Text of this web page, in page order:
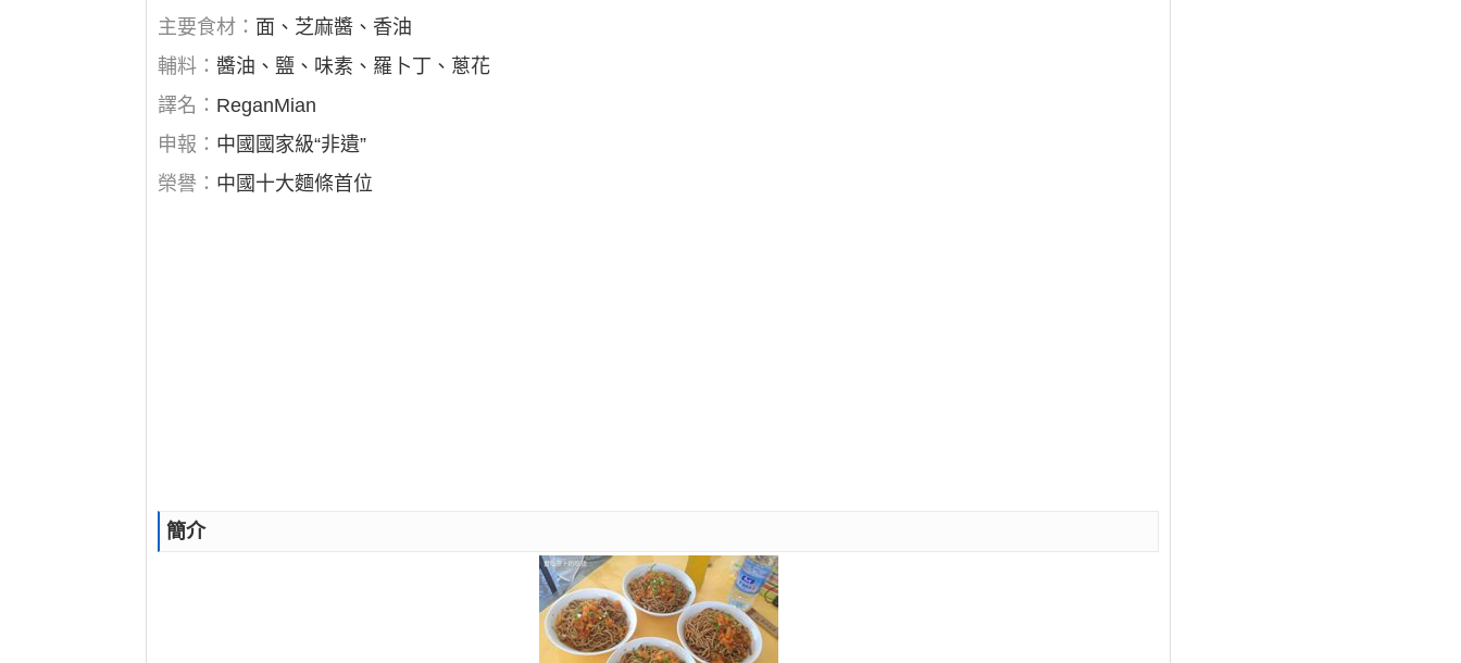
主要食材： 面、芝麻醬、香油
輔料：醬油、鹽、味素、羅卜丁、蔥花
譯名： ReganMian
申報： 中國國家級“非遺”
榮譽： 中國十大麵條首位
簡介